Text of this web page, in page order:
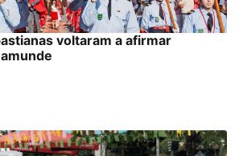
voltaram a afirmar